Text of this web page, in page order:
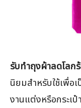
รับทำถุงผ้าลดโลก
นิยมสำหรับใช้เพื่อ
งานแต่งหรือกระเ